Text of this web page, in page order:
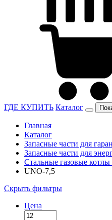
ГДЕ КУПИТЬ Каталог
Главная
Каталог
Запасные части для
Запасные части для
Стальные газовые
UNO-7,5
Скрыть фильтры
Цена